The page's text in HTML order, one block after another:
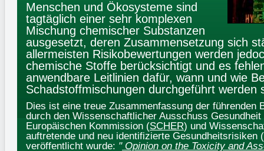
Menschen und Ökosysteme sind
tagtäglich einer sehr komplexen
Mischung chemischer Substanzen
ausgesetzt, deren Zusammensetzung sich
allermeisten Risikobewertungen werden
chemische Stoffe berücksichtigt und es
anwendbare Leitlinien dafür, wann und wie
Schadstoffmischungen durchgeführt werden
Dies ist eine treue Zusammenfassung der führenden
durch den Wissenschaftlicher Ausschuss
Europäischen Kommission (SCHER) und
auftretende und neu identifizierte Gesundheitsrisiken (
veröffentlicht wurde: " Opinion on the Toxicity and